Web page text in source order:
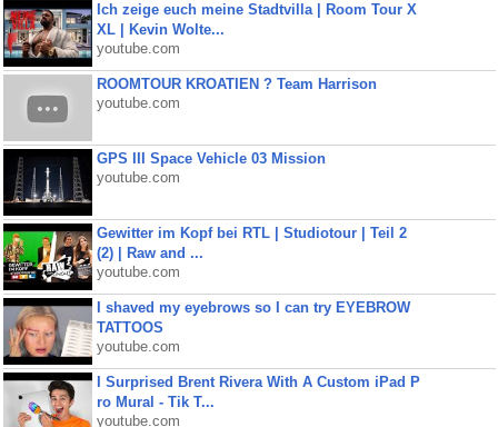
Ich zeige euch meine Stadtvilla | Room Tour X
XL | Kevin Wolte...
youtube.com
ROOMTOUR KROATIEN ? Team Harrison
youtube.com
GPS III Space Vehicle 03 Mission
youtube.com
Gewitter im Kopf bei RTL | Studiotour | Teil 2
(2) | Raw and ...
youtube.com
I shaved my eyebrows so I can try EYEBROW
TATTOOS
youtube.com
I Surprised Brent Rivera With A Custom iPad P
ro Mural - Tik T...
youtube.com